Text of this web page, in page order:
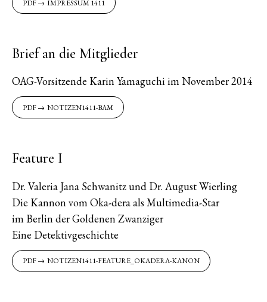
IMPRESSUM 1411
Brief an die Mitglieder
OAG-Vorsitzende Karin Yamaguchi im November 2014
NOTIZEN1411-BAM
Feature I
Dr. Valeria Jana Schwanitz und Dr. August Wierling
Die Kannon vom Oka-dera als Multimedia-Star
im Berlin der Goldenen Zwanziger
Eine Detektivgeschichte
NOTIZEN1411-FEATURE_OKADERA-KANON